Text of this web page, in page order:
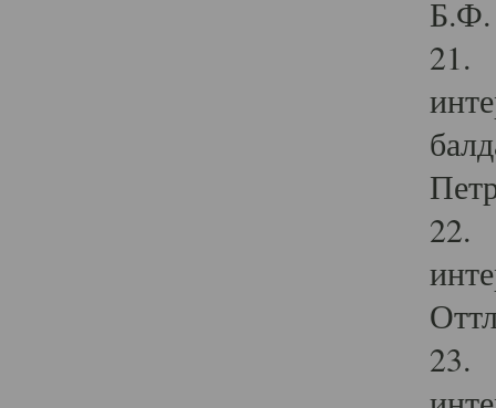
Б.Ф.
21.
22.
23.